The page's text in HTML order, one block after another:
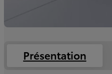
Présentation